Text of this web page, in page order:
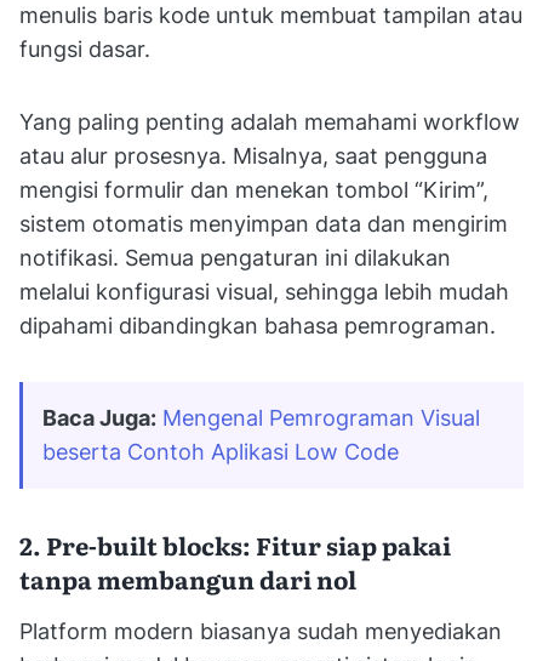
menulis baris kode untuk membuat tampilan atau
fungsi dasar.
Yang paling penting adalah memahami workflow
atau alur prosesnya. Misalnya, saat pengguna
mengisi formulir dan menekan tombol “Kirim”,
sistem otomatis menyimpan data dan mengirim
notifikasi. Semua pengaturan ini dilakukan
melalui konfigurasi visual, sehingga lebih mudah
dipahami dibandingkan bahasa pemrograman.
Baca Juga: Mengenal Pemrograman Visual
beserta Contoh Aplikasi Low Code
2. Pre-built blocks: Fitur siap pakai
tanpa membangun dari nol
Platform modern biasanya sudah menyediakan